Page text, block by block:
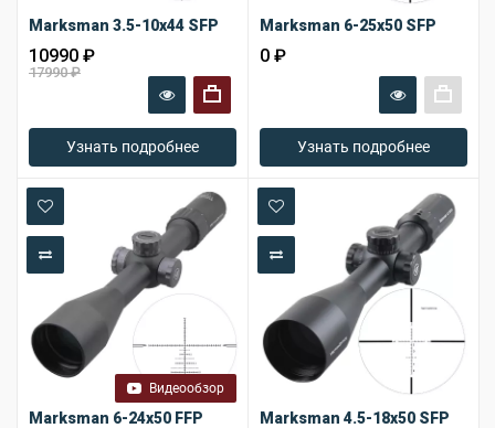
Marksman 3.5-10x44 SFP
10990 ₽
17990 ₽
Узнать подробнее
Marksman 6-25x50 SFP
0 ₽
Узнать подробнее
В сравнение
Marksman 6-24x50 FFP
Видеообзор
В сравнение
Marksman 4.5-18x50 SFP